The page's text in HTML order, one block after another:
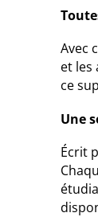
Avec
et les
ce
Une
Écrit